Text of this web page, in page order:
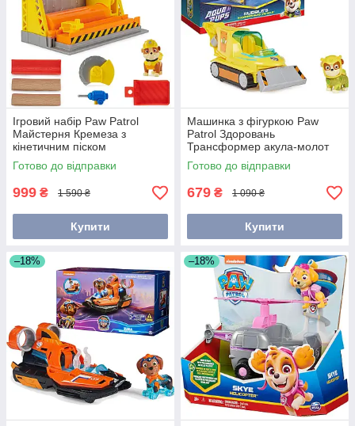
Ігровий набір Paw Patrol
Майстерня Кремеза з
кінетичним піском
SM28511/6067082
Готово до відправки
999 ₴ 1 590 ₴
Купити
Машинка з фігуркою Paw
Patrol Здоровань
Трансформер акула-молот
Аква щенята 6066418 Spin
Master
Готово до відправки
679 ₴ 1 090 ₴
Купити
–18% –18%